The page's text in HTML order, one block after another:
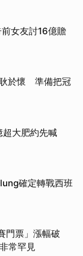
女友討16億贍
於懷 準備把冠
大肥約先喊
確定轉戰西班
門票」漲幅破
常罕見